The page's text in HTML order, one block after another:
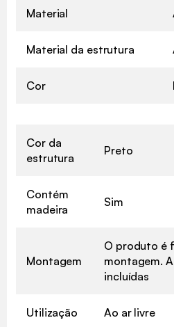
Material
Material da estrutura
Cor
Cor da
estrutura
Preto
Contém
madeira
Sim
Montagem
O produto é
montagem.
incluídas
Utilização Ao ar livre